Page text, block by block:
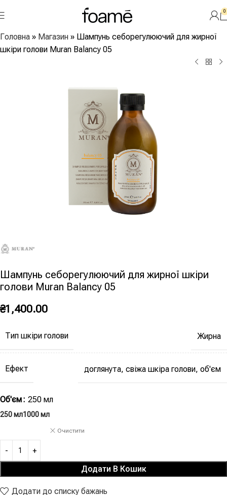
0
Головна » Магазин » Шампунь себорегулюючий для жирної
шкіри голови Muran Balancy 05
Шампунь себорегулюючий для жирної шкіри
голови Muran Balancy 05
₴1,400.00
Тип шкіри голови Жирна
Ефект доглянута, свіжа шкіра голови, об'єм
Об'єм 250 мл
250 мл1000 мл
Очистити
Додати В Кошик
Додати до списку бажань